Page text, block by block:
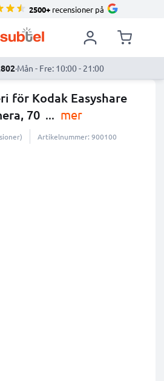
2500+ recensioner på
·Mån - Fre: 10:00 - 21:00
för Kodak Easyshare
70 ... mer
Artikelnummer: 900100